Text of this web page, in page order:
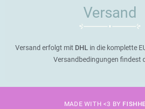
Versand
Versand erfolgt mit DHL in die komplette
Versandbedingungen findest
MADE WITH <3 BY